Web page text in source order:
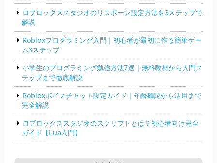
ロブロックススタジオのリスポーン設定方法を3ステップで
解説
Robloxプログラミング入門｜初心者が最初に作る簡単ゲー
ム3ステップ
小学生のプログラミング勉強方法7選｜無料教材から入門ス
テップまで徹底解説
Robloxボイスチャット設定ガイド｜年齢確認から活用まで
完全解説
ロブロックススタジオのスクリプトとは？初心者向け完全
ガイド【Lua入門】